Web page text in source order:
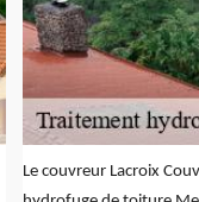
Le couvreur Lacroix